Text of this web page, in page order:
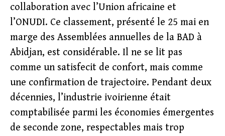
collaboration avec l’Union africaine et
l’ONUDI. Ce classement, présenté le 25 mai en
marge des Assemblées annuelles de la BAD à
Abidjan, est considérable. Il ne se lit pas
comme un satisfecit de confort, mais comme
une confirmation de trajectoire. Pendant deux
décennies, l’industrie ivoirienne était
comptabilisée parmi les économies émergentes
de seconde zone, respectables mais trop